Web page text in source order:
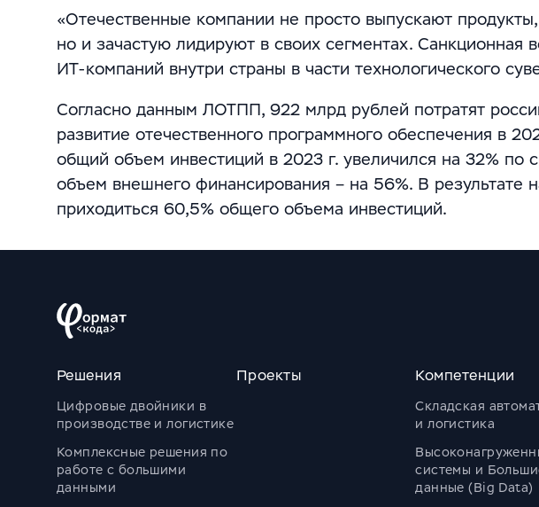
«Отечественные компании не просто выпускают
но и зачастую лидируют в своих сегментах. Санкционная
ИТ-компаний внутри страны в части технологического
Согласно данным ЛОТПП, 922 млрд рублей потратят
развитие отечественного программного обеспечения в
общий объем инвестиций в 2023 г. увеличился на 32%
объем внешнего финансирования – на 56%. В результате
приходиться 60,5% общего объема инвестиций.
Решения
Цифровые двойники в
производстве и логистике
Комплексные решения по
работе с большими
данными
Проекты Компетенции
Складская
и логистика
системы и
данные (Big Data)